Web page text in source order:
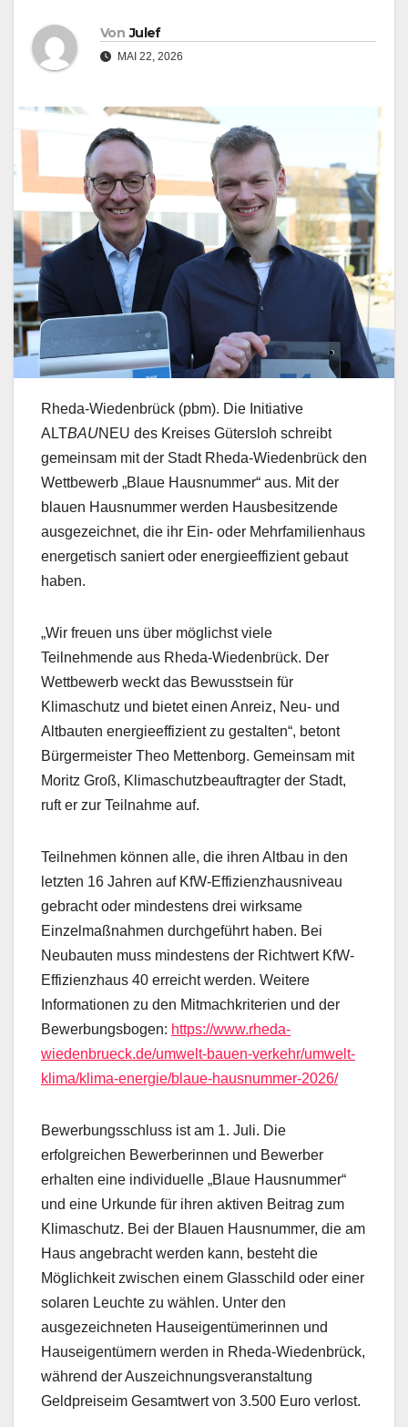
Von Julef
MAI 22, 2026
Rheda-Wiedenbrück (pbm). Die Initiative
ALTBAUNEU des Kreises Gütersloh schreibt
gemeinsam mit der Stadt Rheda-Wiedenbrück den
Wettbewerb „Blaue Hausnummer“ aus. Mit der
blauen Hausnummer werden Hausbesitzende
ausgezeichnet, die ihr Ein- oder Mehrfamilienhaus
energetisch saniert oder energieeffizient gebaut
haben.
„Wir freuen uns über möglichst viele
Teilnehmende aus Rheda-Wiedenbrück. Der
Wettbewerb weckt das Bewusstsein für
Klimaschutz und bietet einen Anreiz, Neu- und
Altbauten energieeffizient zu gestalten“, betont
Bürgermeister Theo Mettenborg. Gemeinsam mit
Moritz Groß, Klimaschutzbeauftragter der Stadt,
ruft er zur Teilnahme auf.
Teilnehmen können alle, die ihren Altbau in den
letzten 16 Jahren auf KfW-Effizienzhausniveau
gebracht oder mindestens drei wirksame
Einzelmaßnahmen durchgeführt haben. Bei
Neubauten muss mindestens der Richtwert KfW-
Effizienzhaus 40 erreicht werden. Weitere
Informationen zu den Mitmachkriterien und der
Bewerbungsbogen: https://www.rheda-
wiedenbrueck.de/umwelt-bauen-verkehr/umwelt-
klima/klima-energie/blaue-hausnummer-2026/
Bewerbungsschluss ist am 1. Juli. Die
erfolgreichen Bewerberinnen und Bewerber
erhalten eine individuelle „Blaue Hausnummer“
und eine Urkunde für ihren aktiven Beitrag zum
Klimaschutz. Bei der Blauen Hausnummer, die am
Haus angebracht werden kann, besteht die
Möglichkeit zwischen einem Glasschild oder einer
solaren Leuchte zu wählen. Unter den
ausgezeichneten Hauseigentümerinnen und
Hauseigentümern werden in Rheda-Wiedenbrück,
während der Auszeichnungsveranstaltung
Geldpreiseim Gesamtwert von 3.500 Euro verlost.